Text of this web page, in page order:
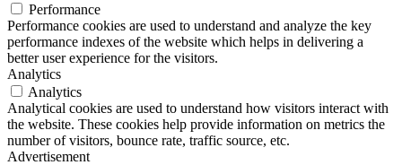
Performance
Performance cookies are used to understand and analyze the key
performance indexes of the website which helps in delivering a
better user experience for the visitors.
Analytics
Analytics
Analytical cookies are used to understand how visitors interact with
the website. These cookies help provide information on metrics the
number of visitors, bounce rate, traffic source, etc.
Advertisement